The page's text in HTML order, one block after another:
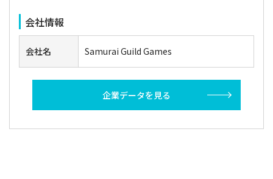
会社情報
会社名 Samurai Guild Games
企業データを見る